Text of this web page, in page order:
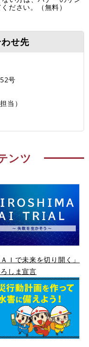
ださい。（無料）
せ先
号
当）
ンツ
ＡＩで未来を切り開く」
しま宣言